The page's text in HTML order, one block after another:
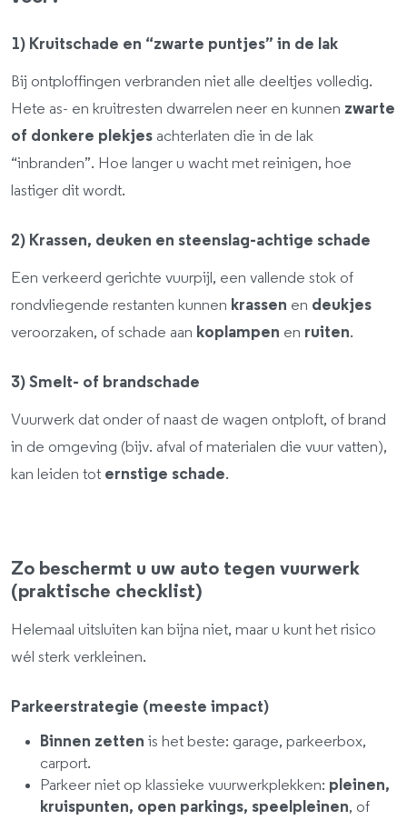
1) Kruitschade en “zwarte puntjes” in de lak
Bij ontploffingen verbranden niet alle deeltjes volledig.
Hete as- en kruitresten dwarrelen neer en kunnen zwarte
of donkere plekjes achterlaten die in de lak
“inbranden”. Hoe langer u wacht met reinigen, hoe
lastiger dit wordt.
2) Krassen, deuken en steenslag-achtige schade
Een verkeerd gerichte vuurpijl, een vallende stok of
rondvliegende restanten kunnen krassen en deukjes
veroorzaken, of schade aan koplampen en ruiten.
3) Smelt- of brandschade
Vuurwerk dat onder of naast de wagen ontploft, of brand
in de omgeving (bijv. afval of materialen die vuur vatten),
kan leiden tot ernstige schade.
Zo beschermt u uw auto tegen vuurwerk
(praktische checklist)
Helemaal uitsluiten kan bijna niet, maar u kunt het risico
wél sterk verkleinen.
Parkeerstrategie (meeste impact)
Binnen zetten is het beste: garage, parkeerbox,
carport.
Parkeer niet op klassieke vuurwerkplekken: pleinen,
kruispunten, open parkings, speelpleinen, of